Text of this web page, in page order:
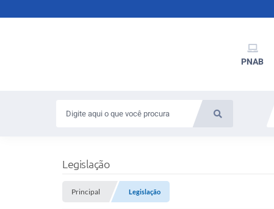
PNAB
Legislação
Principal Legislação